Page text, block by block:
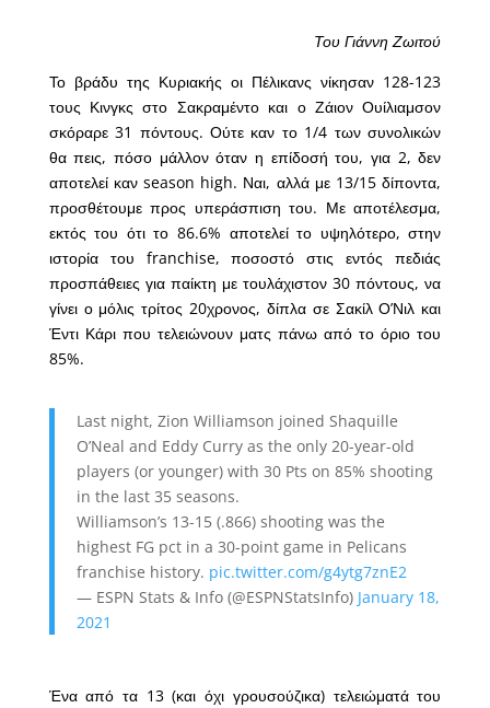
Του Γιάννη Ζωιτού
Το βράδυ της Κυριακής οι Πέλικανς νίκησαν 128-123
τους Κινγκς στο Σακραμέντο και ο Ζάιον Ουίλιαμσον
σκόραρε 31 πόντους. Ούτε καν το 1/4 των συνολικών
θα πεις, πόσο μάλλον όταν η επίδοσή του, για 2, δεν
αποτελεί καν season high. Ναι, αλλά με 13/15 δίποντα,
προσθέτουμε προς υπεράσπιση του. Με αποτέλεσμα,
εκτός του ότι το 86.6% αποτελεί το υψηλότερο, στην
ιστορία του franchise, ποσοστό στις εντός πεδιάς
προσπάθειες για παίκτη με τουλάχιστον 30 πόντους, να
γίνει ο μόλις τρίτος 20χρονος, δίπλα σε Σακίλ Ο’Νιλ και
Έντι Κάρι που τελειώνουν ματς πάνω από το όριο του
85%.
Last night, Zion Williamson joined Shaquille
O’Neal and Eddy Curry as the only 20-year-old
players (or younger) with 30 Pts on 85% shooting
in the last 35 seasons.
Williamson’s 13-15 (.866) shooting was the
highest FG pct in a 30-point game in Pelicans
franchise history. pic.twitter.com/g4ytg7znE2
— ESPN Stats & Info (@ESPNStatsInfo) January 18,
2021
Ένα από τα 13 (και όχι γρουσούζικα) τελειώματά του